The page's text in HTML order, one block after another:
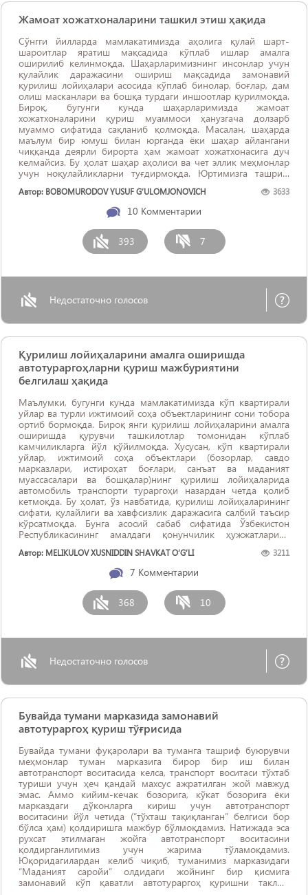
Жамоат хожатхоналарини ташкил этиш ҳақида
Сўнгги йилларда мамлакатимизда аҳолига қулай шарт-
шароитлар яратиш мақсадида кўплаб ишлар амалга
оширилиб келинмоқда. Шаҳарларимизнинг инсонлар учун
қулайлик даражасини ошириш мақсадида замонавий
қурилиш лойиҳалари асосида кўплаб бинолар, боғлар, дам
олиш масканлари ва бошқа турдаги иншоотлар қурилмоқда.
Бироқ, бугунги кунда шаҳарларимизда жамоат
хожатхоналарини қуриш муаммоси ҳанузгача долзарб
муаммо сифатида сақланиб қолмоқда. Масалан, шаҳарда
маълум бир юмуш билан юрганда ёки шаҳар айлангани
чиққанда деярли бирорта ҳам жамоат хожатхонасига дуч
келмайсиз. Бу ҳолат шаҳар аҳолиси ва чет эллик меҳмонлар
учун ноқулайликларни туғдирмоқда. Юртимизга ташриф
мавжуд эмаслигини Ўзбекистоннинг ...
Автор: BOBOMURODOV YUSUF G‘ULOMJONOVICH 3633
10 Комментарии
393 7
Недостаточно голосов
Қурилиш лойиҳаларини амалга оширишда
автотураргоҳларни қуриш мажбуриятини
белгилаш ҳақида
Маълумки, бугунги кунда мамлакатимизда кўп квартирали
уйлар ва турли ижтимоий соҳа объектларининг сони тобора
ортиб бормоқда. Бироқ янги қурилиш лойиҳаларини амалга
оширишда қурувчи ташкилотлар томонидан кўплаб
камчиликларга йўл қўйилмоқда. Хусусан, кўп квартирали
уйлар, ижтимоий соҳа объектлари (бозорлар, савдо
марказлари, истироҳат боғлари, санъат ва маданият
муассасалари ва бошқалар)нинг қурилиш лойиҳаларида
автомобиль транспорти тураргоҳи назардан четда қолиб
кетмоқда. Бу ҳолат, ўз навбатида, қурилиш лойиҳаларининг
сифати, қулайлиги ва хавфсизлик даражасига салбий таъсир
кўрсатмоқда. Бунга асосий сабаб сифатида Ўзбекистон
Республикасининг амалдаги қонунчилик ҳужжатларида
транспорти тураргоҳларини қуриш мажбурийлигини назарда
Автор: MELIKULOV XUSNIDDIN SHAVKAT O‘G‘LI 3211
7 Комментарии
368 10
Недостаточно голосов
Бувайда тумани марказида замонавий
автотураргоҳ қуриш тўғрисида
Бувайда тумани фуқаролари ва туманга ташриф буюрувчи
меҳмонлар туман марказига бирор бир иш билан
автотранспорт воситасида келса, транспорт воситаси тўхтаб
туриши учун ҳеч қандай махсус ажратилган жой мавжуд
эмас. Аммо кийим-кечак бозорига, кўкат бозорига ёки
марказдаги дўконларга кириш учун автотранспорт
воситасини йўл четида (“тўхташ тақиқланган” белгиси бор
бўлса ҳам) қолдиришга мажбур бўлмоқдамиз. Натижада эса
рухсат этилмаган жойга автотранспорт воситасини
қолдирганлигимиз учун жарима тўламоқдамиз.
Юқоридагилардан келиб чиқиб, туманимиз марказидаги
“Маданият саройи” олдидаги жойнинг бир қисмига
замонавий кўп қаватли автотураргоҳ қуришни таклиф